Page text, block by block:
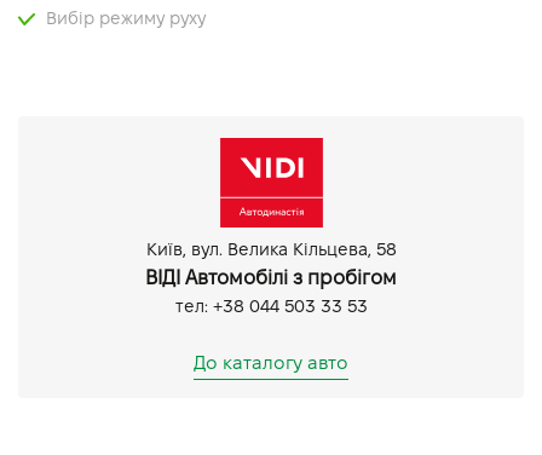
Вибір режиму руху
Мультифункціональне кермо
Система доступу без ключа
Парктронік передній
Київ, вул. Велика Кільцева, 58
ВІДІ Автомобілі з пробігом
тел: +38 044 503 33 53
До каталогу авто